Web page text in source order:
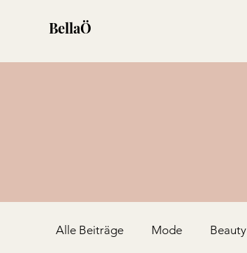
BellaÖ
Alle Beiträge Mode Beauty